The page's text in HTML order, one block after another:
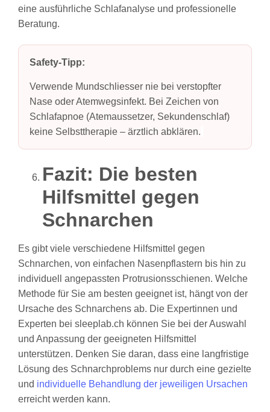
eine ausführliche Schlafanalyse und professionelle
Beratung.
Safety‑Tipp:
Verwende Mundschliesser nie bei verstopfter
Nase oder Atemwegsinfekt. Bei Zeichen von
Schlafapnoe (Atemaussetzer, Sekundenschlaf)
keine Selbsttherapie – ärztlich abklären.
Fazit: Die besten
Hilfsmittel gegen
Schnarchen
Es gibt viele verschiedene Hilfsmittel gegen
Schnarchen, von einfachen Nasenpflastern bis hin zu
individuell angepassten Protrusionsschienen. Welche
Methode für Sie am besten geeignet ist, hängt von der
Ursache des Schnarchens ab. Die Expertinnen und
Experten bei sleeplab.ch können Sie bei der Auswahl
und Anpassung der geeigneten Hilfsmittel
unterstützen. Denken Sie daran, dass eine langfristige
Lösung des Schnarchproblems nur durch eine gezielte
und individuelle Behandlung der jeweiligen Ursachen
erreicht werden kann.